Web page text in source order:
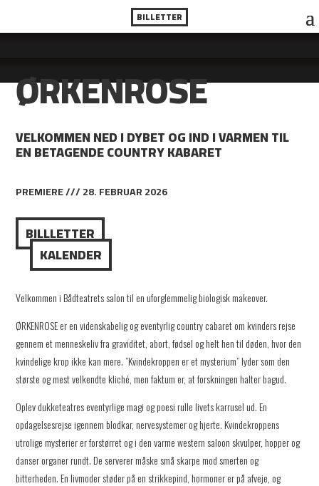
BILLETTER
ØRKENROSE
VELKOMMEN NED I DYBET OG IND I VARMEN TIL
EN BETAGENDE COUNTRY KABARET
PREMIERE /// 28. FEBRUAR 2026
BILLLETTER
KALENDER
Velkommen i Bådteatrets salon til en uforglemmelig biologisk makeover.
ØRKENROSE er en videnskabelig og eventyrlig country cabaret om kvinders rejse
gennem et menneskeliv fra graviditet, abort, fødsel og helt hen til døden, hvor den
kvindelige krop ikke kan mere. ”Kvindekroppen er et mysterium” lyder som den
største og mest velkendte kliché, men faktum er, at forskningen halter bagud.
Oplev dukketeatres eventyrlige magi og poesi rulle livets karrusel ud. En
opdagelsesrejse igennem blodkar, nervesystemer og hjerte. Kvindekroppens
utrolige mysterier er forstørret og i den varme western saloon skvulper, hopper og
danser organer rundt. De serverer måske små skarpe mod smerten og
bitterheden. En livmoder støder på en strikkepind, hormoner er på afveje, og